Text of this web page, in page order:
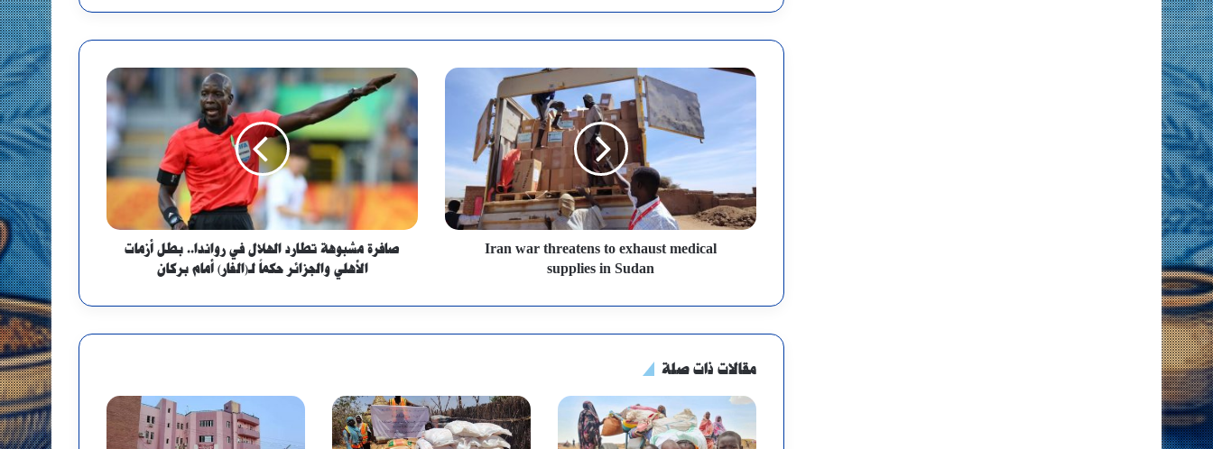
Iran war threatens to exhaust medical
supplies in Sudan
صافرة مشبوهة تطارد الهلال في رواندا.. بطل أزمات
الأهلي والجزائر حكماً لـ(الفار) أمام بركان
مقالات ذات صلة